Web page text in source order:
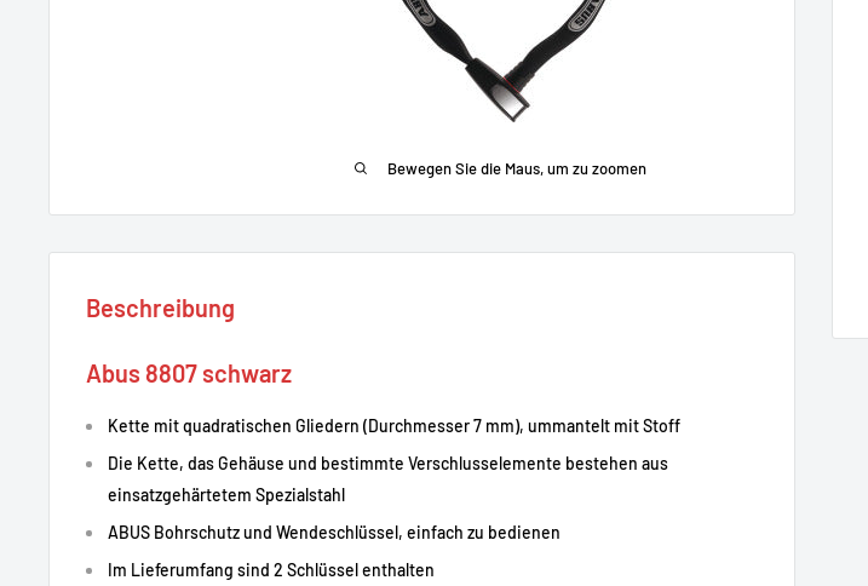
Bewegen Sie die Maus, um zu zoomen
Beschreibung
Abus 8807 schwarz
Kette mit quadratischen Gliedern (Durchmesser 7 mm), ummantelt mit Stoff
Die Kette, das Gehäuse und bestimmte Verschlusselemente bestehen aus
einsatzgehärtetem Spezialstahl
ABUS Bohrschutz und Wendeschlüssel, einfach zu bedienen
Im Lieferumfang sind 2 Schlüssel enthalten